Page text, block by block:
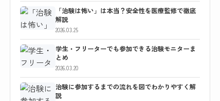
「治験は怖い」は本当？安全性を医療監修で徹底
解説
2026.03.25
学生・フリーターでも参加できる治験モニターま
とめ
2026.03.20
治験に参加するまでの流れを図でわかりやすく解
説